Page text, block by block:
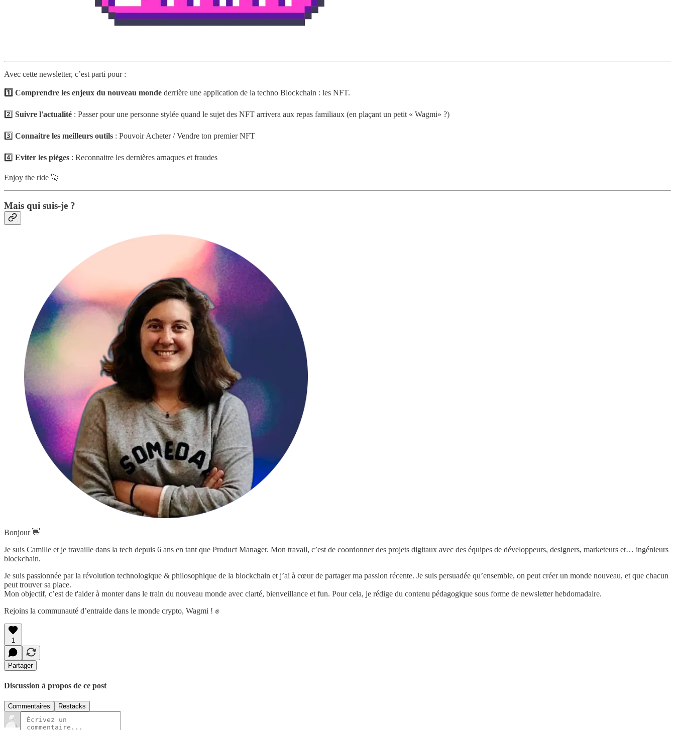
Avec cette newsletter, c’est parti pour :
1️⃣ Comprendre les enjeux du nouveau monde derrière une application de la techno Blockchain : les NFT.
2️⃣ Suivre l'actualité : Passer pour une personne stylée quand le sujet des NFT arrivera aux repas familiaux (en plaçant un petit « Wagmi» ?)
3️⃣ Connaitre les meilleurs outils : Pouvoir Acheter / Vendre ton premier NFT
4️⃣ Eviter les pièges : Reconnaitre les dernières arnaques et fraudes
Enjoy the ride 🚀
Mais qui suis-je ?
Bonjour 👋
Je suis Camille et je travaille dans la tech depuis 6 ans en tant que Product Manager. Mon travail, c’est de coordonner des projets digitaux avec des équipes de développeurs, designers, marketeurs et… ingénieurs
blockchain.
Je suis passionnée par la révolution technologique & philosophique de la blockchain et j’ai à cœur de partager ma passion récente. Je suis persuadée qu’ensemble, on peut créer un monde nouveau, et que chacun
peut trouver sa place.
Mon objectif, c’est de t'aider à monter dans le train du nouveau monde avec clarté, bienveillance et fun. Pour cela, je rédige du contenu pédagogique sous forme de newsletter hebdomadaire.
Rejoins la communauté d’entraide dans le monde crypto, Wagmi ! ✊
1
Partager
Discussion à propos de ce post
Commentaires Restacks